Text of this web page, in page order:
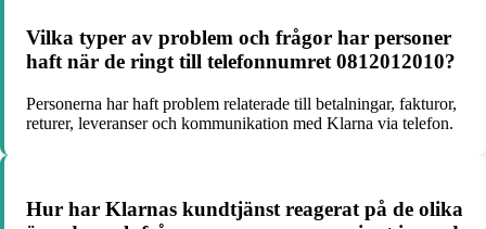
Vilka typer av problem och frågor har personer
haft när de ringt till telefonnumret 0812012010?
Personerna har haft problem relaterade till betalningar, fakturor,
returer, leveranser och kommunikation med Klarna via telefon.
Hur har Klarnas kundtjänst reagerat på de olika